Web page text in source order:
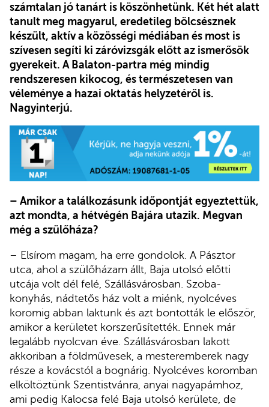
számtalan jó tanárt is köszönhetünk. Két hét alatt
tanult meg magyarul, eredetileg bölcsésznek
készült, aktív a közösségi médiában és most is
szívesen segíti ki záróvizsgák előtt az ismerősök
gyerekeit. A Balaton-partra még mindig
rendszeresen kikocog, és természetesen van
véleménye a hazai oktatás helyzetéről is.
Nagyinterjú.
– Amikor a találkozásunk időpontját egyeztettük,
azt mondta, a hétvégén Bajára utazik. Megvan
még a szülőháza?
– Elsírom magam, ha erre gondolok. A Pásztor
utca, ahol a szülőházam állt, Baja utolsó előtti
utcája volt dél felé, Szállásvárosban. Szoba-
konyhás, nádtetős ház volt a miénk, nyolcéves
koromig abban laktunk és azt bontották le először,
amikor a kerületet korszerűsítették. Ennek már
legalább nyolcvan éve. Szállásvárosban lakott
akkoriban a földművesek, a mesteremberek nagy
része a kovácstól a bognárig. Nyolcéves koromban
elköltöztünk Szentistvánra, anyai nagyapámhoz,
ami pedig Kalocsa felé Baja utolsó kerülete, de